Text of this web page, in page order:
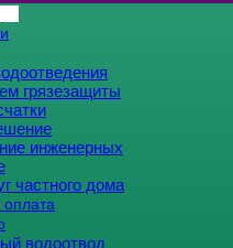
грязезащиты
инженерных
частного дома
оплата
водоотвод